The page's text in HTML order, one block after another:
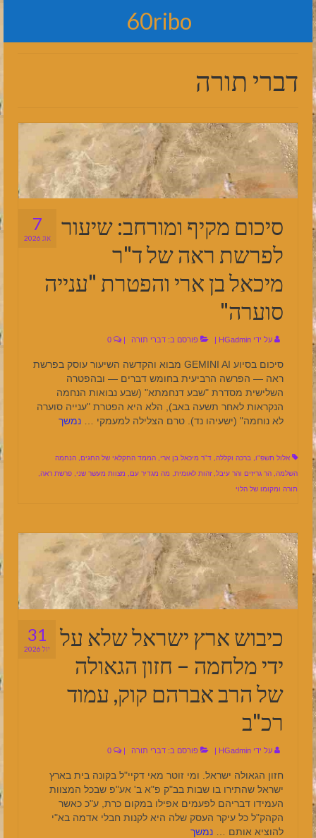
60ribo
דברי תורה
7
אוג 2026
סיכום מקיף ומורחב: שיעור
לפרשת ראה של ד"ר
מיכאל בן ארי והפטרת "ענייה
סוערה"
על ידי HGadmin פורסם ב: דברי תורה
סיכום בסיוע GEMINI AI מבוא והקדשה השיעור עוסק בפרשת
ראה — הפרשה הרביעית בחומש דברים — ובהפטרה
השלישית מסדרת "שבע דנחמתא" (שבע נבואות הנחמה
הנקראות לאחר תשעה באב), הלא היא הפטרת "ענייה סוערה
לא נוחמה" (ישעיהו נד). טרם הצלילה למעמקי … נמשך
אלול תשפ"ו, ברכה וקללה, ד"ר מיכאל בן ארי, הממד החקלאי של החגים, הנחמה
השלמה, הר גריזים והר עיבל, זהות לאומית, מה מגדיר עם, מצוות מעשר שני, פרשת ראה,
תורה ומקומו של הלוי
31
יול 2026
כיבוש ארץ ישראל שלא על
ידי מלחמה – חזון הגאולה
של הרב אברהם קוק, עמוד
רכ"ב
על ידי HGadmin
| פורסם ב: דברי תורה |
חזון הגאולה ישראל. ומי זוטר מאי דקיי"ל בקונה בית בארץ
ישראל שהתירו בו שבות בב"ק פ"א ב' אע"פ שבכל המצוות
העמידו דבריהם לפעמים אפילו במקום כרת, ע"כ כאשר
הקהק"ל כל עיקר העסק שלה היא לקנות חבלי אדמה בא"י
להוציא אותם … נמשך